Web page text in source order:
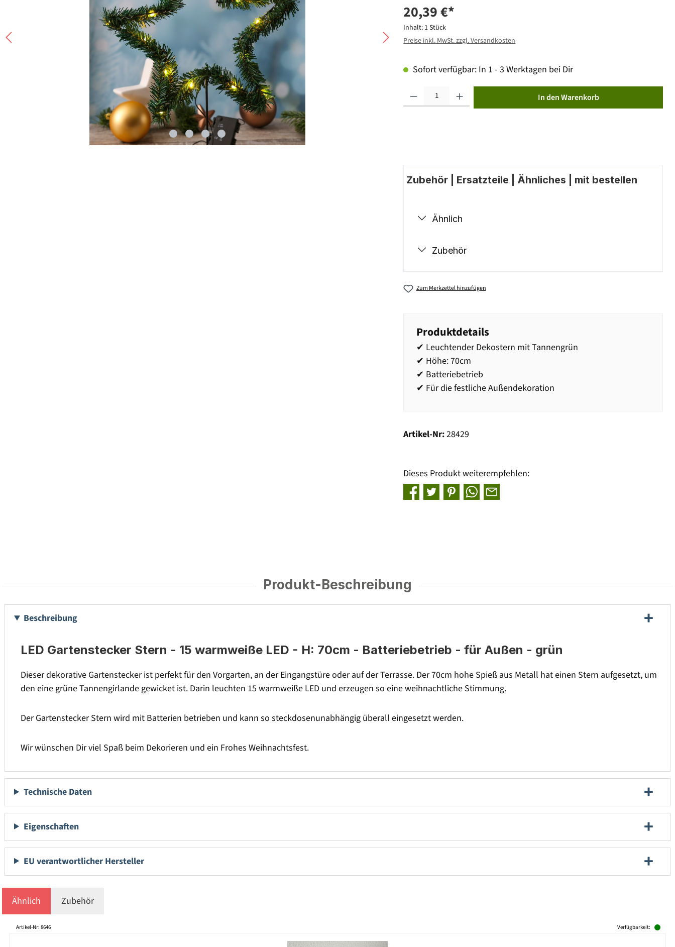
20,39 €*
Inhalt: 1 Stück
Preise inkl. MwSt. zzgl. Versandkosten
Sofort verfügbar: In 1 - 3 Werktagen bei Dir
In den Warenkorb
Zubehör | Ersatzteile | Ähnliches | mit bestellen
Ähnlich
Zubehör
Zum Merkzettel hinzufügen
Produktdetails
✔ Leuchtender Dekostern mit Tannengrün
✔ Höhe: 70cm
✔ Batteriebetrieb
✔ Für die festliche Außendekoration
Artikel-Nr:28429
Dieses Produkt weiterempfehlen:
Produkt-Beschreibung
Beschreibung
LED Gartenstecker Stern - 15 warmweiße LED - H: 70cm - Batteriebetrieb - für Außen - grün
Dieser dekorative Gartenstecker ist perfekt für den Vorgarten, an der Eingangstüre oder auf der Terrasse. Der 70cm hohe Spieß aus Metall hat einen Stern aufgesetzt, um
den eine grüne Tannengirlande gewicket ist. Darin leuchten 15 warmweiße LED und erzeugen so eine weihnachtliche Stimmung.
Der Gartenstecker Stern wird mit Batterien betrieben und kann so steckdosenunabhängig überall eingesetzt werden.
Wir wünschen Dir viel Spaß beim Dekorieren und ein Frohes Weihnachtsfest.
Technische Daten
Eigenschaften
EU verantwortlicher Hersteller
Ähnlich Zubehör
Produktgalerie überspringen
Artikel-Nr: 8646 Verfügbarkeit: